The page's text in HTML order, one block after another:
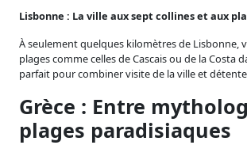
Lisbonne : La ville aux sept collines et aux
À seulement quelques kilomètres de Lisbonne,
plages comme celles de Cascais ou de la Costa
parfait pour combiner visite de la ville et
Grèce : Entre
plages paradisiaques